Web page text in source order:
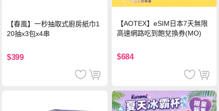
【春風】一秒抽取式廚房紙巾1
20抽x3包x4串
$399
【AOTEX】eSIM日本7天無限
高速網路吃到飽兌換券(MO)
$684